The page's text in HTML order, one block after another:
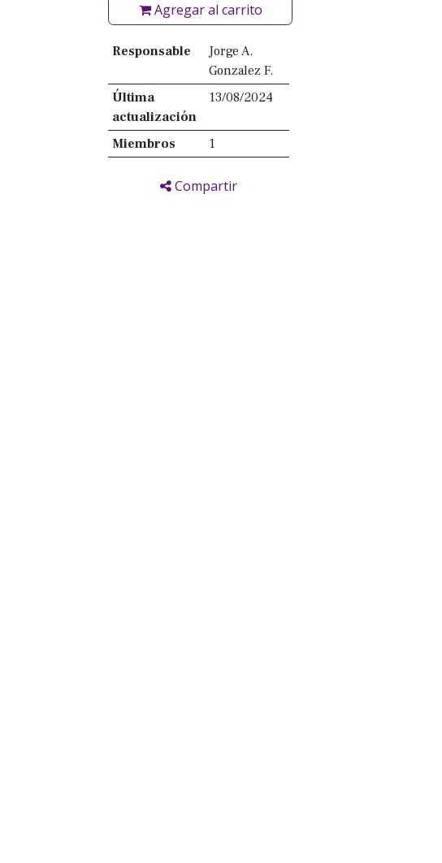
Agregar al carrito
Responsable
Jorge A.
Gonzalez F.
Última
actualización
13/08/2024
Miembros 1
Compartir